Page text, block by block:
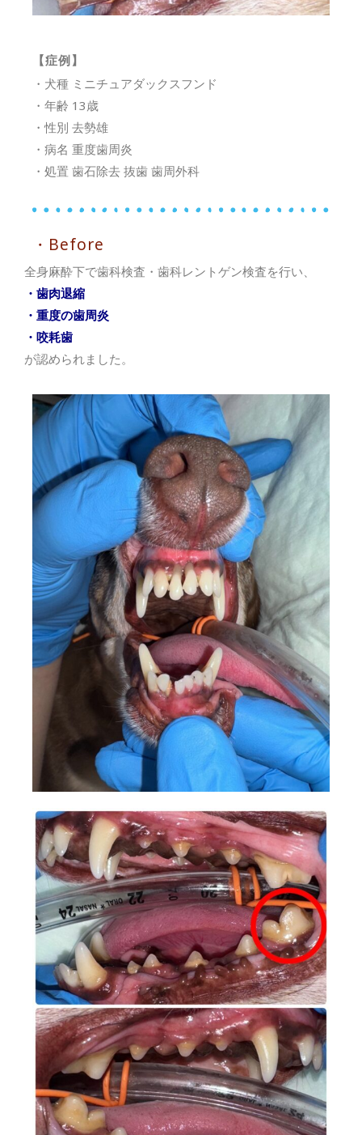
【症例】
・犬種 ミニチュアダックスフンド
・年齢 13歳
・性別 去勢雄
・病名 重度歯周炎
・処置 歯石除去 抜歯 歯周外科
・Before
全身麻酔下で歯科検査・歯科レントゲン検査を行い、
・歯肉退縮
・重度の歯周炎
・咬耗歯
が認められました。